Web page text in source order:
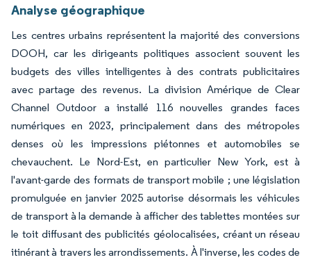
Analyse géographique
Les centres urbains représentent la majorité des conversions
DOOH, car les dirigeants politiques associent souvent les
budgets des villes intelligentes à des contrats publicitaires
avec partage des revenus. La division Amérique de Clear
Channel Outdoor a installé 116 nouvelles grandes faces
numériques en 2023, principalement dans des métropoles
denses où les impressions piétonnes et automobiles se
chevauchent. Le Nord-Est, en particulier New York, est à
l'avant-garde des formats de transport mobile ; une législation
promulguée en janvier 2025 autorise désormais les véhicules
de transport à la demande à afficher des tablettes montées sur
le toit diffusant des publicités géolocalisées, créant un réseau
itinérant à travers les arrondissements. À l'inverse, les codes de